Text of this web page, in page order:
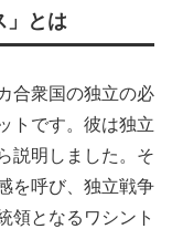
」とは
合衆国の独立の必
トです。彼は独立
説明しました。そ
を呼び、独立戦争
領となるワシント